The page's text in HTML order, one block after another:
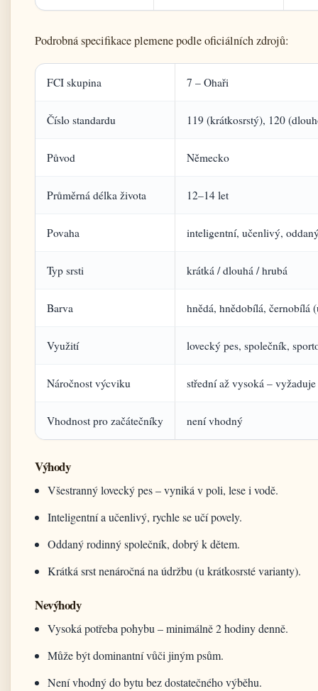
Podrobná specifikace plemene podle oficiálních zdrojů:
FCI skupina 7 – Ohaři
Číslo standardu 119 (krátkosrstý), 120
Původ Německo
Průměrná délka života 12–14 let
Povaha inteligentní, učenlivý,
Typ srsti krátká / dlouhá / hrubá
Barva hnědá, hnědobílá, černobílá
Využití lovecký pes, společník,
Náročnost výcviku střední až vysoká –
Vhodnost pro začátečníky není vhodný
Výhody
Všestranný lovecký pes – vyniká v poli, lese i vodě.
Inteligentní a učenlivý, rychle se učí povely.
Oddaný rodinný společník, dobrý k dětem.
Krátká srst nenáročná na údržbu (u krátkosrsté varianty).
Nevýhody
Vysoká potřeba pohybu – minimálně 2 hodiny denně.
Může být dominantní vůči jiným psům.
Není vhodný do bytu bez dostatečného výběhu.